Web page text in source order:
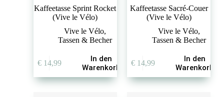
Kaffeetasse Sprint Rocket
(Vive le Vélo)
Vive le Vélo,
Tassen & Becher
€14,99
In den
Warenkorb
Kaffeetasse Sacré-Couer
(Vive le Vélo)
Vive le Vélo,
Tassen & Becher
€14,99
In den
Warenkorb